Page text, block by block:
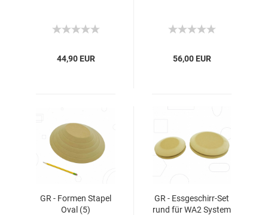
44,90 EUR 56,00 EUR
GR - Formen Stapel
Oval (5)
GR - Essgeschirr-Set
rund für WA2 System